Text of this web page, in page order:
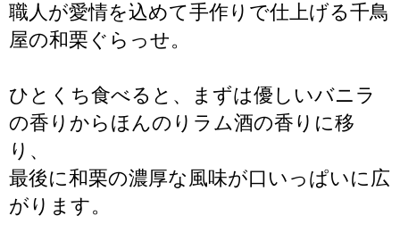
職人が愛情を込めて手作りで仕上げる千鳥
屋の和栗ぐらっせ。
ひとくち食べると、まずは優しいバニラ
の香りからほんのりラム酒の香りに移
り、
最後に和栗の濃厚な風味が口いっぱいに広
がります。